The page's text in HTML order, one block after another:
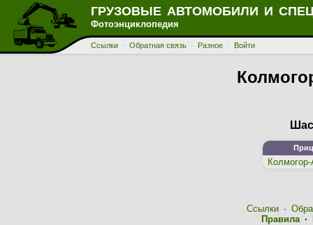
ГРУЗОВЫЕ АВТОМОБИЛИ И
Фотоэнциклопедия
Ссылки · Обратная связь · Разное · Войти
Ссылки·
Правила·